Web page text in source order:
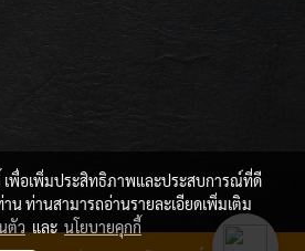
เพื่อเพิ่มประสิทธิภาพและประสบการณ์ที่ดี
าน ท่านสามารถอ่านรายละเอียดเพิ่มเติม
ตัว และ นโยบายคุกกี้